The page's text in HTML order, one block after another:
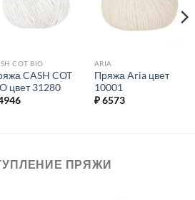
избранное.
COT BIO
CASH COT
цвет 31280
избранное.
ARIA
Пряжа Aria цвет
10001
₽6573
ПРЯЖИ